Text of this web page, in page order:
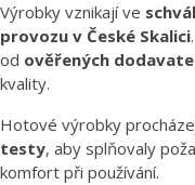
Výrobky vznikají ve
provozu v České Skalici
od ověřených
kvality.
Hotové výrobky
testy, aby splňovaly
komfort při používání.